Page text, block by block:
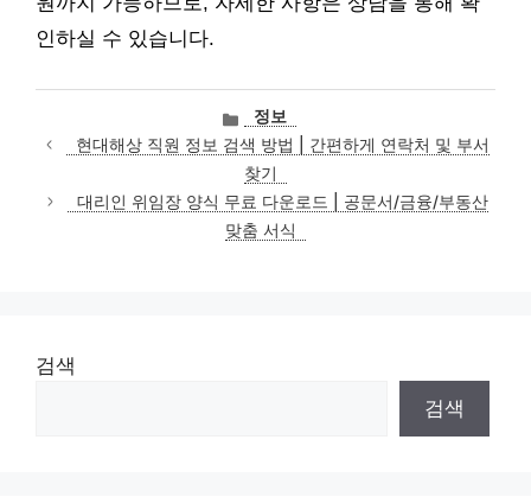
인하실 수 있습니다.
카
테
고
리
정보
현대해상 직원 정보 검색 방법 | 간편하게 연락처 및 부서
찾기
대리인 위임장 양식 무료 다운로드 | 공문서/금융/부동산
맞춤 서식
검색
검색